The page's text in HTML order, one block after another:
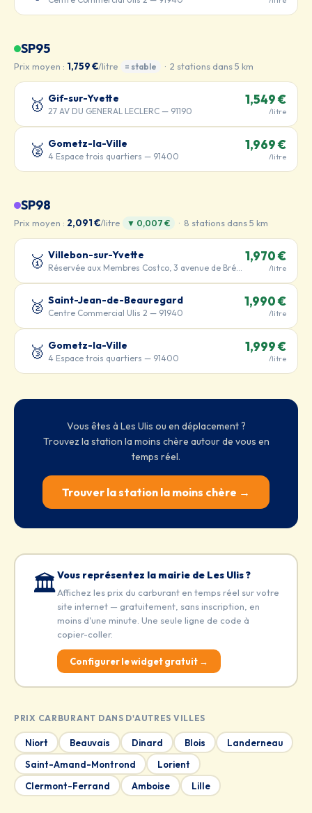
SP95
Prix moyen : 1,759 €/litre = stable · 2 stations dans 5 km
🥇 Gif-sur-Yvette
27 AV DU GENERAL LECLERC — 91190
1,549 €
/litre
🥈 Gometz-la-Ville
4 Espace trois quartiers — 91400
1,969 €
/litre
SP98
Prix moyen : 2,091 €/litre ▼ 0,007 € · 8 stations dans 5 km
🥇 Villebon-sur-Yvette
Réservée aux Membres Costco, 3 avenue de Bréhat — 91140
1,970 €
/litre
🥈 Saint-Jean-de-Beauregard
Centre Commercial Ulis 2 — 91940
1,990 €
/litre
🥉 Gometz-la-Ville
4 Espace trois quartiers — 91400
1,999 €
/litre
Vous êtes à Les Ulis ou en déplacement ?
Trouvez la station la moins chère autour de vous en
temps réel.
Trouver la station la moins chère →
🏛️Vous représentez la mairie de Les Ulis ?
Affichez les prix du carburant en temps réel sur votre
site internet — gratuitement, sans inscription, en
moins d'une minute. Une seule ligne de code à
copier-coller.
Configurer le widget gratuit →
PRIX CARBURANT DANS D'AUTRES VILLES
Niort Beauvais Dinard Blois
Landerneau
Saint-Amand-Montrond
Lorient
Clermont-Ferrand
Amboise Lille